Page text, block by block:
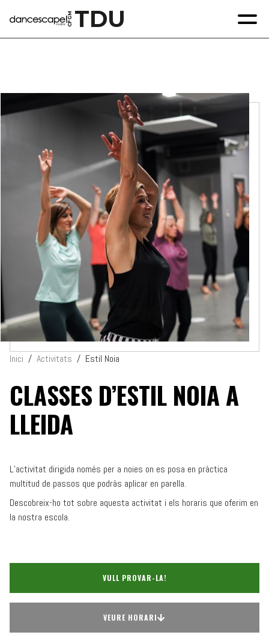
TDU
C
F
GM
Inici / Activitats / Estil Noia
CLASSES D’ESTIL NOIA A
LLEIDA
L’activitat dirigida només per a noies on es posa en pràctica
multitud de passos que podràs aplicar en parella.
Descobreix-ho tot sobre aquesta activitat i els horaris que oferim en
la nostra escola.
VULL PROVAR-LA!
VEURE HORARI